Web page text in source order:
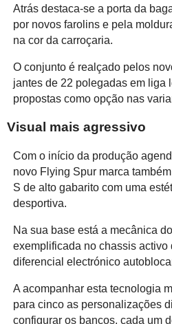
Atrás destaca-se a porta da
por novos farolins e pela
na cor da carroçaria.
O conjunto é realçado pelos
jantes de 22 polegadas em liga
propostas como opção nas
Visual mais agressivo
Com o início da produção
novo Flying Spur marca
S de alto gabarito com uma
desportiva.
Na sua base está a mecânica
exemplificada no chassis activo
diferencial electrónico
A acompanhar esta tecnologia
para cinco as personalizações
configurar os bancos, cada um